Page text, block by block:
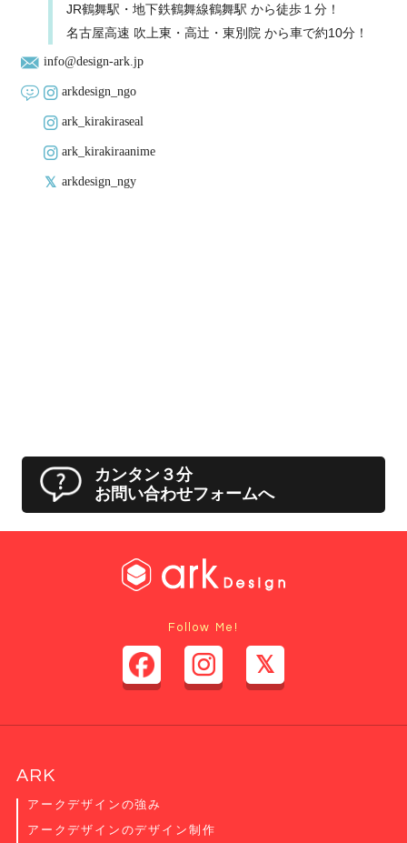
JR鶴舞駅・地下鉄鶴舞線鶴舞駅 から徒歩１分！
名古屋高速 吹上東・高辻・東別院 から車で約10分！
info@design-ark.jp
arkdesign_ngo
ark_kirakiraseal
ark_kirakiraanime
arkdesign_ngy
カンタン３分
お問い合わせフォームへ
Follow Me!
ARK
アークデザインの強み
アークデザインのデザイン制作